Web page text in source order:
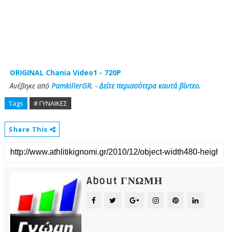
ORIGINAL Chania Video1 - 720P
Ανέβηκε από PamkillerGR. -Δείτε περισσότερα καυτά βίντεο.
Tags # ΓΥΝΑΙΚΕΣ
Share This
About ΓΝΩΜΗ